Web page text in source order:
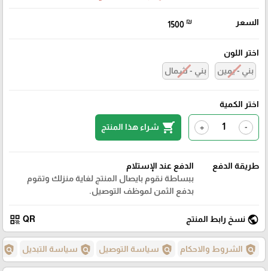
السعر 1500 ₪
اختر اللون
بني - يمين
بني - شمال
اختر الكمية
-
+
shopping_cart شراء هذا المنتج
طريقة الدفع
الدفع عند الإستلام
ببساطة نقوم بايصال المنتج لغاية منزلك وتقوم
بدفع الثمن لموظف التوصيل.
public نسخ رابط المنتج QR
qr_code
policy الشروط والاحكام policy سياسة التوصيل policy سياسة التبديل policy